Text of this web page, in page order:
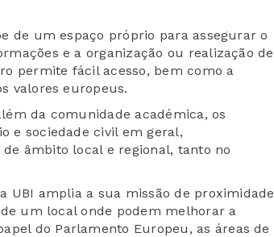
de um espaço próprio para assegurar o
e a organização ou realização de
permite fácil acesso, bem como a
valores europeus.
da comunidade académica, os
e sociedade civil em geral,
âmbito local e regional, tanto no
UBI amplia a sua missão de proximidade
um local onde podem melhorar a
do Parlamento Europeu, as áreas de